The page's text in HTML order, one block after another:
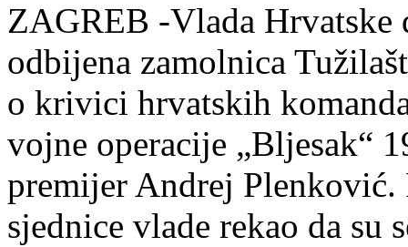
ZAGREB -Vlada Hrvatske
odbijena zamolnica
o krivici hrvatskih
vojne operacije „Bljesak“
premijer Andrej
sjednice vlade rekao da